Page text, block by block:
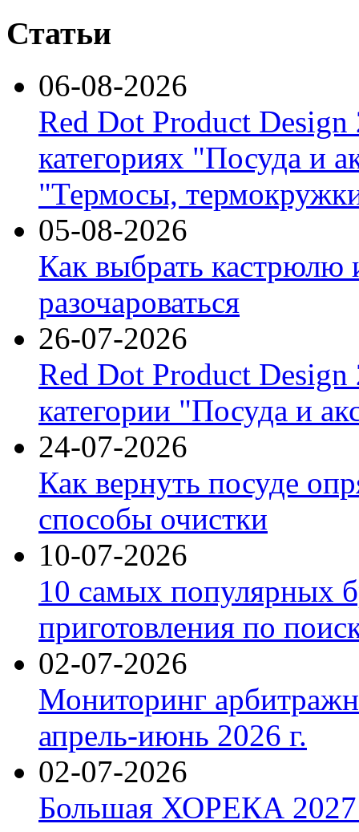
Статьи
06-08-2026
Red Dot Product Design
категориях "Посуда и
"Термосы,
05-08-2026
Как выбрать кастрюлю
разочароваться
26-07-2026
Red Dot Product Design
категории "Посуда и
24-07-2026
Как вернуть посуде
способы очистки
10-07-2026
10 самых популярных
приготовления по
02-07-2026
Мониторинг
апрель-июнь 2026 г.
02-07-2026
Большая ХОРЕКА 2027: